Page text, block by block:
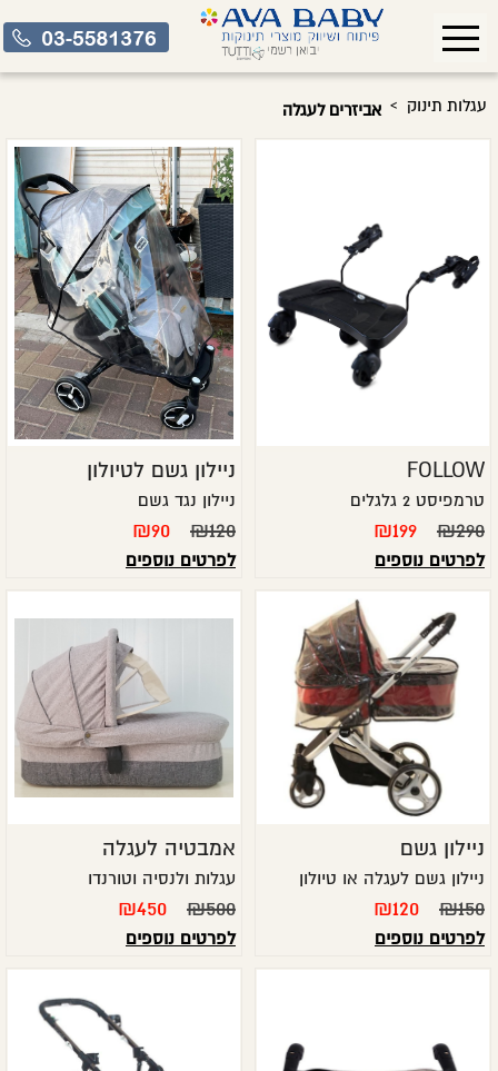
עגלות תינוק › אביזרים לעגלה
FOLLOW
טרמפיסט 2 גלגלים
₪290
₪199
לפרטים נוספים
ניילון גשם לטיולון
ניילון נגד גשם
₪120
₪90
לפרטים נוספים
ניילון גשם
ניילון גשם לעגלה או טיולון
₪150
₪120
לפרטים נוספים
אמבטיה לעגלה
עגלות ולנסיה וטורנדו
₪500
₪450
לפרטים נוספים